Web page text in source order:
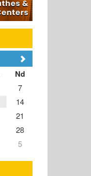
Nd
7
14
21
28
5